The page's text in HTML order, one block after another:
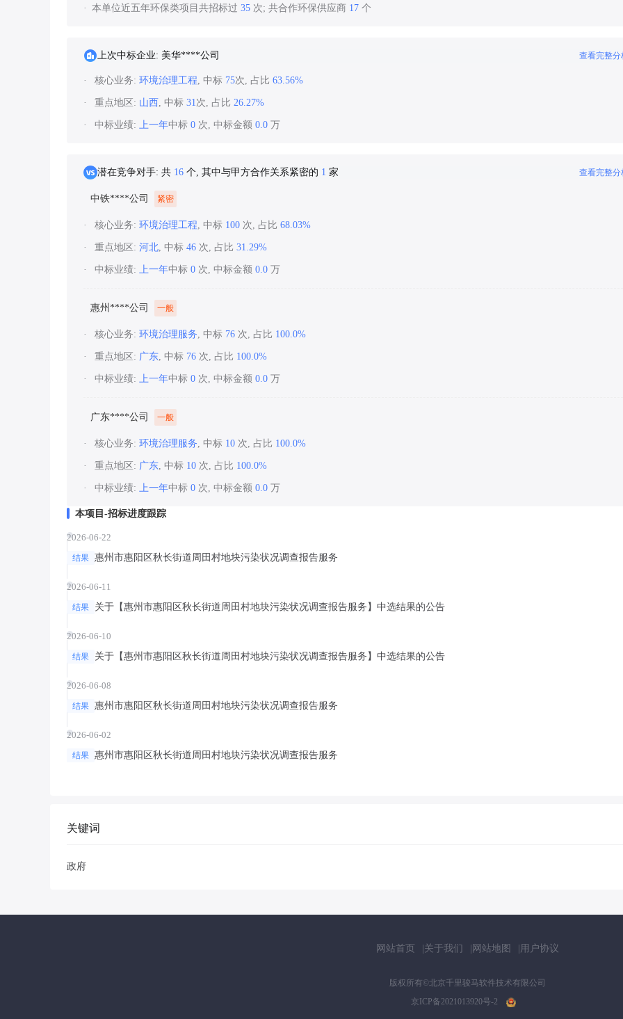
本单位近五年环保类项目共招标过 35 次; 共合作环保供应商 17 个
上次中标企业: 美华****公司 查看完整分
核心业务: 环境治理工程, 中标 75次, 占比 63.56%
重点地区: 山西, 中标 31次, 占比 26.27%
中标业绩: 上一年中标 0 次, 中标金额 0.0 万
潜在竞争对手: 共 16 个, 其中与甲方合作关系紧密的 1 家 查看完整分
中铁****公司 紧密
核心业务: 环境治理工程, 中标 100 次, 占比 68.03%
重点地区: 河北, 中标 46 次, 占比 31.29%
中标业绩: 上一年中标 0 次, 中标金额 0.0 万
惠州****公司 一般
核心业务: 环境治理服务, 中标 76 次, 占比 100.0%
重点地区: 广东, 中标 76 次, 占比 100.0%
中标业绩: 上一年中标 0 次, 中标金额 0.0 万
广东****公司 一般
核心业务: 环境治理服务, 中标 10 次, 占比 100.0%
重点地区: 广东, 中标 10 次, 占比 100.0%
中标业绩: 上一年中标 0 次, 中标金额 0.0 万
本项目-招标进度跟踪
2026-06-22
结果 惠州市惠阳区秋长街道周田村地块污染状况调查报告服务
2026-06-11
结果 关于【惠州市惠阳区秋长街道周田村地块污染状况调查报告服务】中选结果的公告
2026-06-10
结果 关于【惠州市惠阳区秋长街道周田村地块污染状况调查报告服务】中选结果的公告
2026-06-08
结果 惠州市惠阳区秋长街道周田村地块污染状况调查报告服务
2026-06-02
结果 惠州市惠阳区秋长街道周田村地块污染状况调查报告服务
关键词
政府
网站首页 关于我们 网站地图 用户协议
版权所有©北京千里骏马软件技术有限公司
京ICP备2021013920号-2